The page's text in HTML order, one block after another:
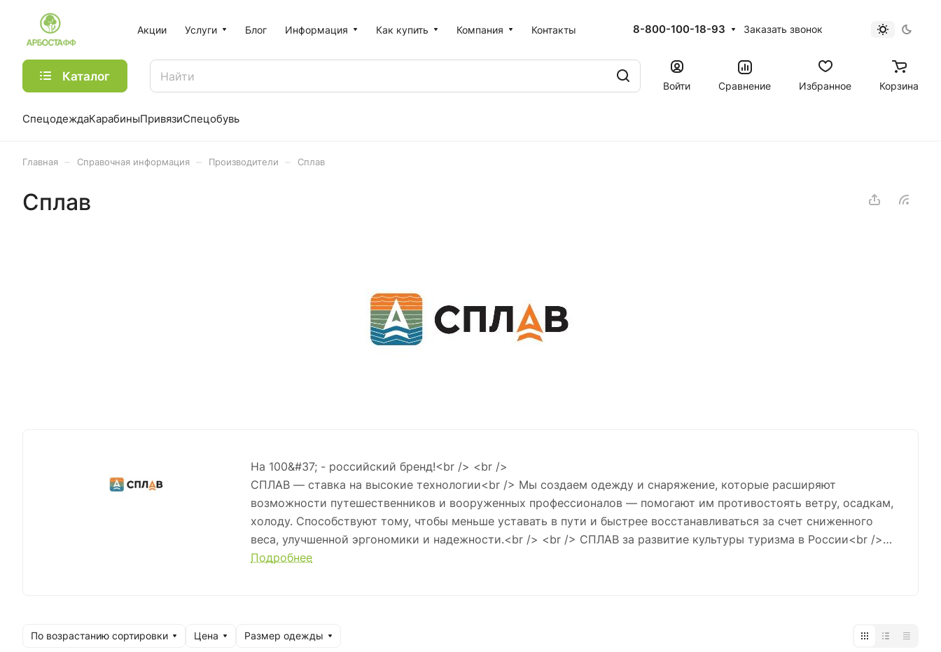
Акции Услуги Блог Информация Как купить Компания Контакты 8-800-100-18-93 Заказать звонок
Каталог
Войти Сравнение Избранное Корзина
СпецодеждаКарабиныПривязиСпецобувь
Главная Справочная информация Производители Сплав
Сплав
На 100&#37; - российский бренд!<br /> <br />
СПЛАВ — ставка на высокие технологии<br /> Мы создаем одежду и снаряжение, которые расширяют
возможности путешественников и вооруженных профессионалов — помогают им противостоять ветру, осадкам,
холоду. Способствуют тому, чтобы меньше уставать в пути и быстрее восстанавливаться за счет сниженного
веса, улучшенной эргономики и надежности.<br /> <br /> СПЛАВ за развитие культуры туризма в России<br />
Компания стремится к тому, чтобы культура туризма и путешествий в России жила и развивалась. Мы делимся
Подробнее
По возрастанию сортировки Цена Размер одежды